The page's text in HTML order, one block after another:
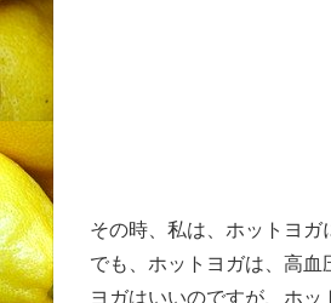
その時、私は、ホットヨガ
でも、ホットヨガは、高血
ヨガはいいのですが、ホ